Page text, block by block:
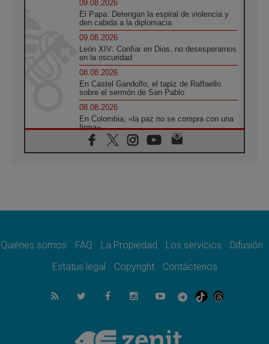
09.08.2026
El Papa: Detengan la espiral de violencia y
den cabida a la diplomacia
09.08.2026
León XIV: Confiar en Dios, no desesperarnos
en la oscuridad
08.08.2026
En Castel Gandolfo, el tapiz de Raffaello
sobre el sermón de San Pablo
08.08.2026
En Colombia, «la paz no se compra con una
firma»
08.08.2026
En Venezuela celebraron los 416 años del
08.08.2026
07.08.2026
se convierte en diócesis
Honduras: Los desplazados invisibles de una
crisis olvidada
Bokalic: "En Argentina el Papa León señalará
el compromiso del cristiano"
Quiénes somos FAQ La Propiedad Los servicios
Difusión
Estatus legal
Copyright Contáctenos